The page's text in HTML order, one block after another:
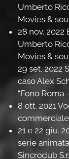
Umberto
Movies &
28 nov. 2022
Umberto
Movies &
29 set. 2022
caso Alex
“Fono Roma
8 ott. 2021
commerciale
21 e 22 giu.
serie
Sincrodub